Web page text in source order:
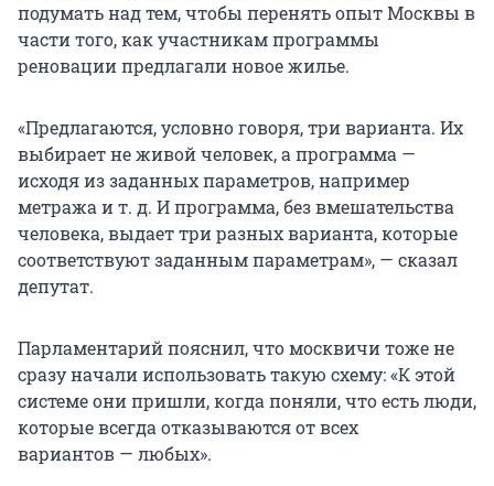
подумать над тем, чтобы перенять опыт Москвы в
части того, как участникам программы
реновации предлагали новое жилье.
«Предлагаются, условно говоря, три варианта. Их
выбирает не живой человек, а программа —
исходя из заданных параметров, например
метража ит. д. И программа, без вмешательства
человека, выдает три разных варианта, которые
соответствуют заданным параметрам», — сказал
депутат.
Парламентарий пояснил, что москвичи тоже не
сразу начали использовать такую схему: «К этой
системе они пришли, когда поняли, что есть люди,
которые всегда отказываются от всех
вариантов — любых».